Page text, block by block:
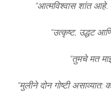
“आत्मविश्वास शांत आहे.
“उत्कृष्ट, उद्धट
“तुमचे मत
“मुलीने दोन गोष्टी